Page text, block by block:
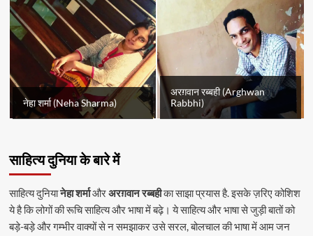
नेहा शर्मा (Neha Sharma)
अरग़वान रब्बही (Arghwan
Rabbhi)
साहित्य दुनिया के बारे में
साहित्य दुनियानेहा शर्माऔरअरग़वान रब्बहीका साझा प्रयास है. इसके ज़रिए कोशिश
ये है कि लोगों की रूचि साहित्य और भाषा में बढ़े। ये साहित्य और भाषा से जुड़ी बातों को
बड़े-बड़े और गम्भीर वाक्यों से न समझाकर उसे सरल, बोलचाल की भाषा में आम जन